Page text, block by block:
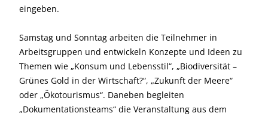
eingeben.
Samstag und Sonntag arbeiten die Teilnehmer in
Arbeitsgruppen und entwickeln Konzepte und Ideen zu
Themen wie „Konsum und Lebensstil“, „Biodiversität –
Grünes Gold in der Wirtschaft?“, „Zukunft der Meere“
oder „Ökotourismus“. Daneben begleiten
„Dokumentationsteams“ die Veranstaltung aus dem